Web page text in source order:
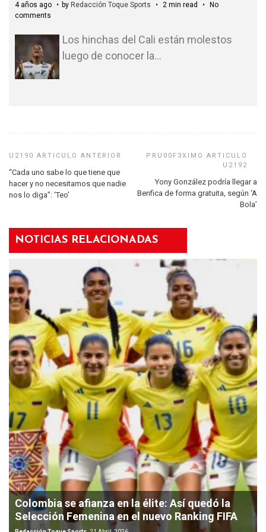
4 años ago
by Redacción Toque Sports 2 min read
No
comments
Los hinchas del Cali están molestos
luego de conocer la…
“Cada uno sabe lo que tiene que
hacer y no necesitamos que nadie
nos lo diga”: ‘Teo’
Yony González podría llegar a
Benfica de forma gratuita, según ‘A
Bola’
NOTICIAS RELACIONADAS
Colombia se afianza en la élite: Así quedó la
Selección Femenina en el nuevo Ranking FIFA